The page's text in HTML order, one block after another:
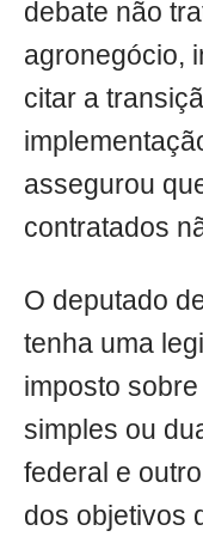
debate não
agronegócio,
citar a
assegurou
contratados
O deputado
tenha uma
imposto
simples ou
federal e
dos objetivos